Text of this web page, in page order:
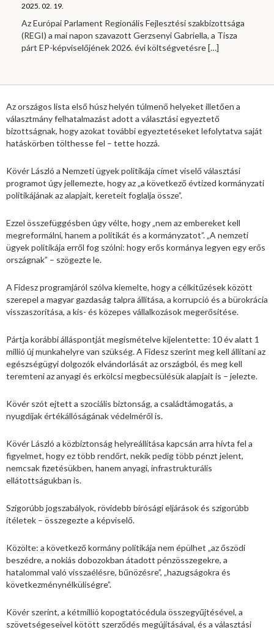
2025. 02. 19.
Az Európai Parlament Regionális Fejlesztési szakbizottsága
(REGI) a mai napon szavazott Gerzsenyi Gabriella, a Tisza
párt EP-képviselőjének 2026. évi költségvetésre[…]
Az országos lista első húsz helyén túlmenő helyeket illetően a
választmány felhatalmazást adott a választási egyeztető
bizottságnak, hogy azokat további egyeztetéseket lefolytatva saját
hatáskörben tölthesse fel – tette hozzá.
Kövér László a Nemzeti ügyek politikája címet viselő választási
programot úgy jellemezte, hogy az „a következő évtized kormányzati
politikájának az alapjait, kereteit foglalja össze”.
Ezzel összefüggésben úgy vélte, hogy „nem az embereket kell
megreformálni, hanem a politikát és a kormányzatot”. „A nemzeti
ügyek politikája erről fog szólni: hogy erős kormánya legyen egy erős
országnak” – szögezte le.
A Fidesz programjáról szólva kiemelte, hogy a célkitűzések között
szerepel a magyar gazdaság talpra állítása, a korrupció és a bürokrácia
visszaszorítása, a kis- és közepes vállalkozások megerősítése.
Pártja korábbi álláspontját megismételve kijelentette: 10 év alatt 1
millió új munkahelyre van szükség. A Fidesz szerint meg kell állítani az
egészségügyi dolgozók elvándorlását az országból, és meg kell
teremteni az anyagi és erkölcsi megbecsülésük alapjait is – jelezte.
Kövér szót ejtett a szociális biztonság, a családtámogatás, a
nyugdíjak értékállóságának védelméről is.
Kövér László a közbiztonság helyreállítása kapcsán arra hívta fel a
figyelmet, hogy ez több rendőrt, nekik pedig több pénzt jelent,
nemcsak fizetésükben, hanem anyagi, infrastrukturális
ellátottságukban is.
Szigorúbb jogszabályok, rövidebb bírósági eljárások és szigorúbb
ítéletek – összegezte a képviselő.
Közölte: a következő kormány politikája nem épülhet „az őszödi
beszédre, a nokiás dobozokban átadott pénzösszegekre, a
hatalommal való visszaélésre, bűnözésre”, „hazugságokra és
következménynélküliségre”.
Kövér szerint, a kétmillió kopogtatócédula összegyűjtésével, a
szövetségeseivel kötött szerződés megújításával, és a választási